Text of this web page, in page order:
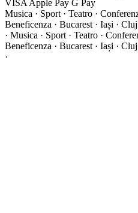
VISA Apple Pay G Pay
Musica · Sport · Teatro ·
Beneficenza · Bucarest · Iași ·
· Musica · Sport · Teatro ·
Beneficenza · Bucarest · Iași ·
·